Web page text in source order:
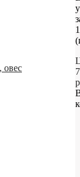
овес
7